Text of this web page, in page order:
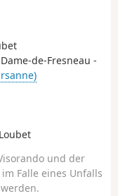
de-Fresneau -
und der
Falle eines Unfalls